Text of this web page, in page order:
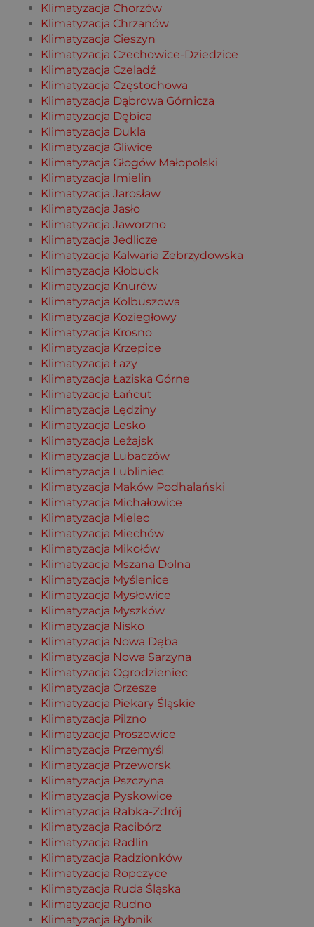
Klimatyzacja Chorzów
Klimatyzacja Chrzanów
Klimatyzacja Cieszyn
Klimatyzacja Czechowice-Dziedzice
Klimatyzacja Czeladź
Klimatyzacja Częstochowa
Klimatyzacja Dąbrowa Górnicza
Klimatyzacja Dębica
Klimatyzacja Dukla
Klimatyzacja Gliwice
Klimatyzacja Głogów Małopolski
Klimatyzacja Imielin
Klimatyzacja Jarosław
Klimatyzacja Jasło
Klimatyzacja Jaworzno
Klimatyzacja Jedlicze
Klimatyzacja Kalwaria Zebrzydowska
Klimatyzacja Kłobuck
Klimatyzacja Knurów
Klimatyzacja Kolbuszowa
Klimatyzacja Koziegłowy
Klimatyzacja Krosno
Klimatyzacja Krzepice
Klimatyzacja Łazy
Klimatyzacja Łaziska Górne
Klimatyzacja Łańcut
Klimatyzacja Lędziny
Klimatyzacja Lesko
Klimatyzacja Leżajsk
Klimatyzacja Lubaczów
Klimatyzacja Lubliniec
Klimatyzacja Maków Podhalański
Klimatyzacja Michałowice
Klimatyzacja Mielec
Klimatyzacja Miechów
Klimatyzacja Mikołów
Klimatyzacja Mszana Dolna
Klimatyzacja Myślenice
Klimatyzacja Mysłowice
Klimatyzacja Myszków
Klimatyzacja Nisko
Klimatyzacja Nowa Dęba
Klimatyzacja Nowa Sarzyna
Klimatyzacja Ogrodzieniec
Klimatyzacja Orzesze
Klimatyzacja Piekary Śląskie
Klimatyzacja Pilzno
Klimatyzacja Proszowice
Klimatyzacja Przemyśl
Klimatyzacja Przeworsk
Klimatyzacja Pszczyna
Klimatyzacja Pyskowice
Klimatyzacja Rabka-Zdrój
Klimatyzacja Racibórz
Klimatyzacja Radlin
Klimatyzacja Radzionków
Klimatyzacja Ropczyce
Klimatyzacja Ruda Śląska
Klimatyzacja Rudno
Klimatyzacja Rybnik